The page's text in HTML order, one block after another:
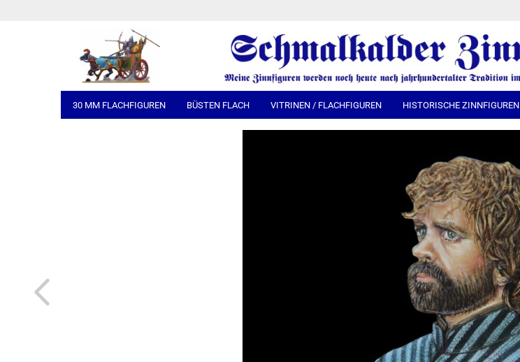
30 MM FLACHFIGUREN BÜSTEN FLACH VITRINEN / FLACHFIGUREN HISTORISCHE ZINNFIGUREN